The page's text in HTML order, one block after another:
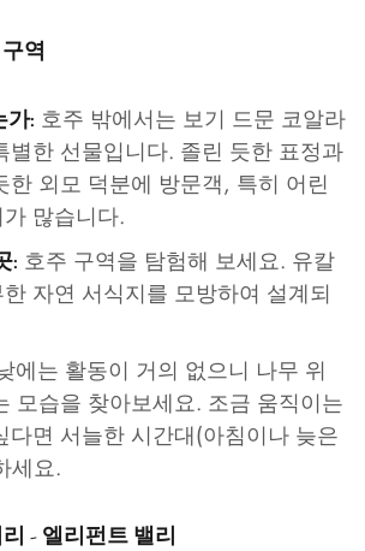
역
가: 호주 밖에서는 보기 드문 코알라
별한 선물입니다. 졸린 듯한 표정과
한 외모 덕분에 방문객, 특히 어린
많습니다.
: 호주 구역을 탐험해 보세요. 유칼
자연 서식지를 모방하여 설계되
에는 활동이 거의 없으니 나무 위
모습을 찾아보세요. 조금 움직이는
다면 서늘한 시간대(아침이나 늦은
세요.
- 엘리펀트 밸리